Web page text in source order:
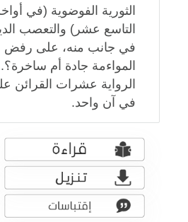
الثورية الفوضوية (في
التاسع عشر) والتعصب
في جانب منه، على رفض
المواءمة جادة أم
الرواية عشرات القرائن
في آن واحد.